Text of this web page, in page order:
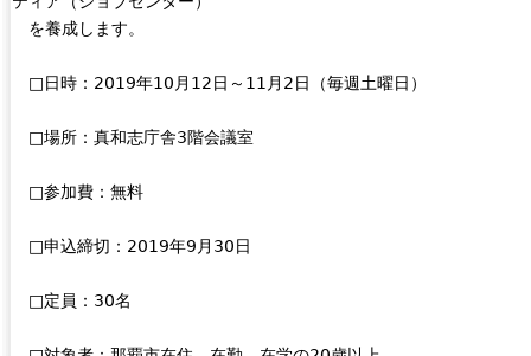
)
を養成します。
□日時：2019年10月12日～11月2日（毎週土曜日）
□場所：真和志庁舎3階会議室
□参加費：無料
□申込締切：2019年9月30日
□定員：30名